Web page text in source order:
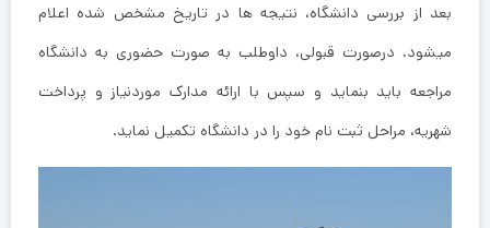
بعد از بررسی دانشگاه، نتیجه ها در تاریخ مشخص شده اعلام
میشود. درصورت قبولی، داوطلب به صورت حضوری به دانشگاه
مراجعه باید بنماید و سپس با ارائه مدارک موردنیاز و پرداخت
شهریه، مراحل ثبت نام خود را در دانشگاه تکمیل نماید.